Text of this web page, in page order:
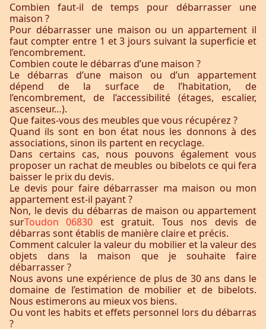
Combien faut-il de temps pour débarrasser une
maison ?
Pour débarrasser une maison ou un appartement il
faut compter entre 1 et 3 jours suivant la superficie et
l’encombrement.
Combien coute le débarras d’une maison ?
Le débarras d’une maison ou d’un appartement
dépend de la surface de l’habitation, de
l’encombrement, de l’accessibilité (étages, escalier,
ascenseur…).
Que faites-vous des meubles que vous récupérez ?
Quand ils sont en bon état nous les donnons à des
associations, sinon ils partent en recyclage.
Dans certains cas, nous pouvons également vous
proposer un rachat de meubles ou bibelots ce qui fera
baisser le prix du devis.
Le devis pour faire débarrasser ma maison ou mon
appartement est-il payant ?
Non, le devis du débarras de maison ou appartement
surToudon 06830 est gratuit. Tous nos devis de
débarras sont établis de manière claire et précis.
Comment calculer la valeur du mobilier et la valeur des
objets dans la maison que je souhaite faire
débarrasser ?
Nous avons une expérience de plus de 30 ans dans le
domaine de l’estimation de mobilier et de bibelots.
Nous estimerons au mieux vos biens.
Ou vont les habits et effets personnel lors du débarras
?